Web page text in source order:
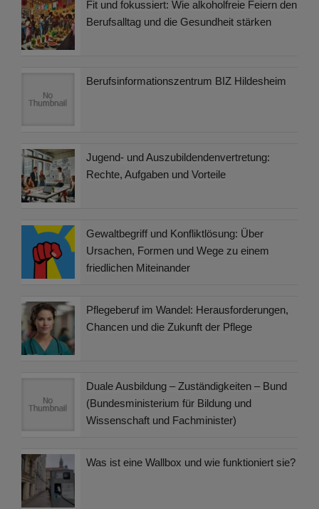
Fit und fokussiert: Wie alkoholfreie Feiern den
Berufsalltag und die Gesundheit stärken
Berufsinformationszentrum BIZ Hildesheim
Jugend- und Auszubildendenvertretung:
Rechte, Aufgaben und Vorteile
Gewaltbegriff und Konfliktlösung: Über
Ursachen, Formen und Wege zu einem
friedlichen Miteinander
Pflegeberuf im Wandel: Herausforderungen,
Chancen und die Zukunft der Pflege
Duale Ausbildung – Zuständigkeiten – Bund
(Bundesministerium für Bildung und
Wissenschaft und Fachminister)
Was ist eine Wallbox und wie funktioniert sie?